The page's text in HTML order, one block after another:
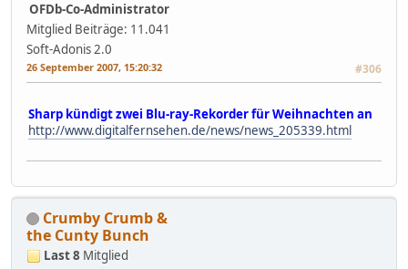
OFDb-Co-Administrator
Mitglied Beiträge: 11.041
Soft-Adonis 2.0
26 September 2007, 15:20:32 #306
Sharp kündigt zwei Blu-ray-Rekorder für Weihnachten an
http://www.digitalfernsehen.de/news/news_205339.html
Crumby Crumb &
the Cunty Bunch
Last 8 Mitglied